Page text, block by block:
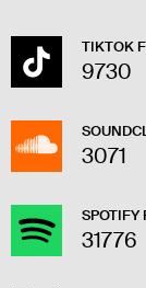
TIKTOK
9730
3071
SPOTIFY
31776